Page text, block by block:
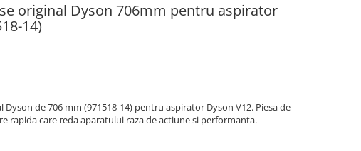
original Dyson 706mm pentru aspirator
14)
Dyson de 706 mm (971518-14) pentru aspirator Dyson V12. Piesa de
rapida care reda aparatului raza de actiune si performanta.